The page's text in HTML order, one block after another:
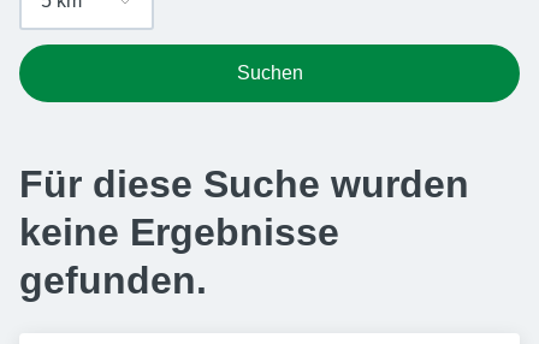
Suchen
Für diese Suche wurden
keine Ergebnisse
gefunden.